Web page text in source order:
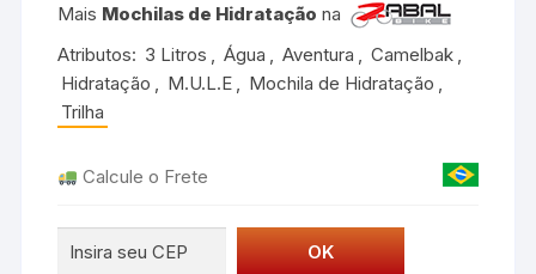
Mais Mochilas de Hidratação na
Atributos: 3 Litros , Água , Aventura , Camelbak ,
Hidratação , M.U.L.E , Mochila de Hidratação ,
Trilha
Calcule o Frete